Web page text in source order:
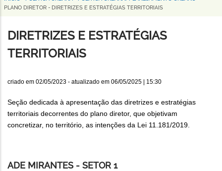
Trilha
navegação
PLANO DIRETOR - DIRETRIZES E ESTRATÉGIAS TERRITORIAIS
DIRETRIZES E ESTRATÉGIAS
TERRITORIAIS
criado em 02/05/2023 - atualizado em 06/05/2025 | 15:30
Seção dedicada à apresentação das diretrizes e estratégias
territoriais decorrentes do plano diretor, que objetivam
concretizar, no território, as intenções da Lei 11.181/2019.
ADE MIRANTES - SETOR 1